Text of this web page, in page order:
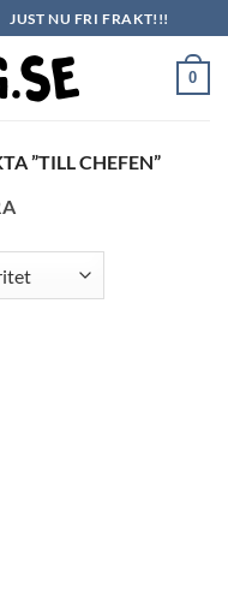
JUST NU FRI FRAKT!!!
0
”TILL CHEFEN”